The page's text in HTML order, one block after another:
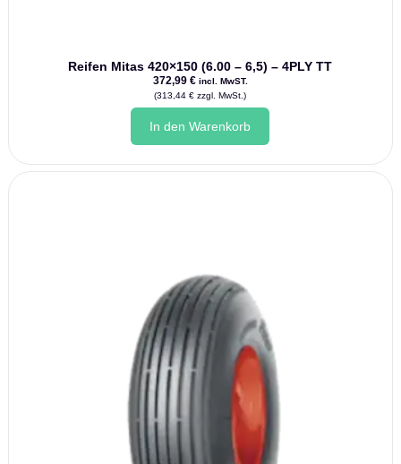
Reifen Mitas 420×150 (6.00 – 6,5) – 4PLY TT
372,99 € incl. MwST.
(313,44€ zzgl. MwSt.)
In den Warenkorb